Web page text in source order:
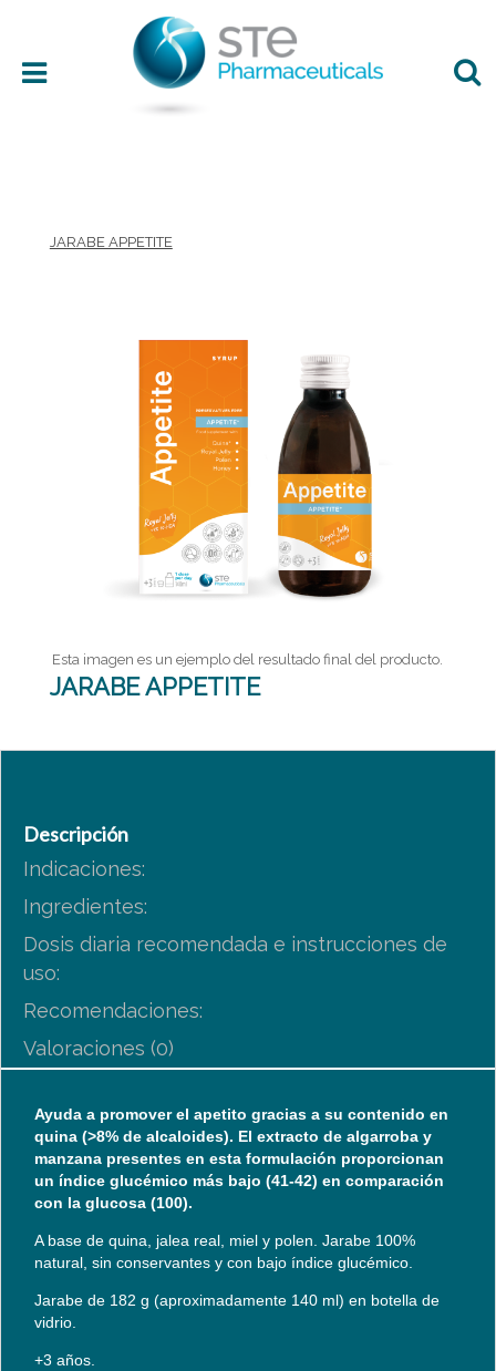
JARABE APPETITE
Esta imagen es un ejemplo del resultado final del producto.
JARABE APPETITE
Descripción
Indicaciones:
Ingredientes:
Dosis diaria recomendada e instrucciones de
uso:
Recomendaciones:
Valoraciones (0)
Ayuda a promover el apetito gracias a su contenido en
quina (>8% de alcaloides). El extracto de algarroba y
manzana presentes en esta formulación proporcionan
un índice glucémico más bajo (41-42) en comparación
con la glucosa (100).
A base de quina, jalea real, miel y polen. Jarabe 100%
natural, sin conservantes y con bajo índice glucémico.
Jarabe de 182 g (aproximadamente 140 ml) en botella de
vidrio.
+3 años.